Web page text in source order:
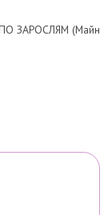
ПО ЗАРОСЛЯМ (Майн